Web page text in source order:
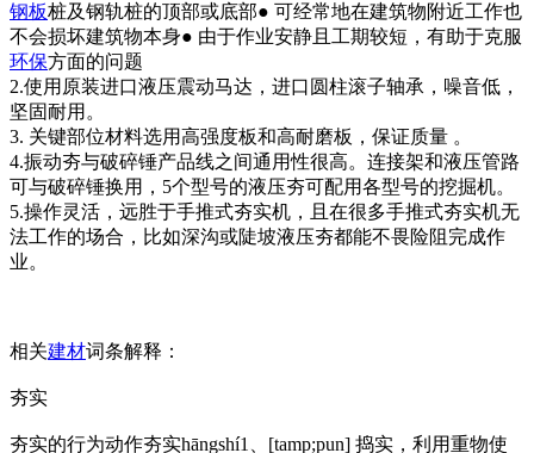
钢板桩及钢轨桩的顶部或底部● 可经常地在建筑物附近工作也
不会损坏建筑物本身● 由于作业安静且工期较短，有助于克服
环保方面的问题
2.使用原装进口液压震动马达，进口圆柱滚子轴承，噪音低，
坚固耐用。
3. 关键部位材料选用高强度板和高耐磨板，保证质量 。
4.振动夯与破碎锤产品线之间通用性很高。连接架和液压管路
可与破碎锤换用，5个型号的液压夯可配用各型号的挖掘机。
5.操作灵活，远胜于手推式夯实机，且在很多手推式夯实机无
法工作的场合，比如深沟或陡坡液压夯都能不畏险阻完成作
业。
相关建材词条解释：
夯实
夯实的行为动作夯实hāngshí1、[tamp;pun] 捣实，利用重物使